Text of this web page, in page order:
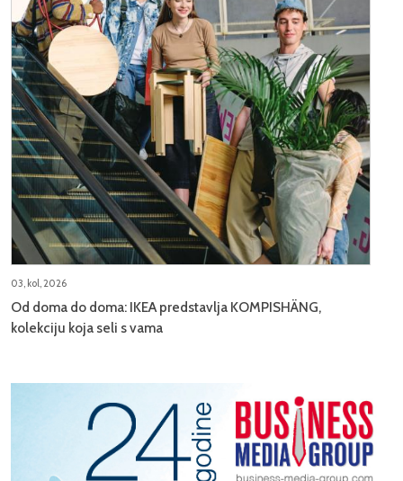
03, kol, 2026
Od doma do doma: IKEA predstavlja KOMPISHÄNG,
kolekciju koja seli s vama